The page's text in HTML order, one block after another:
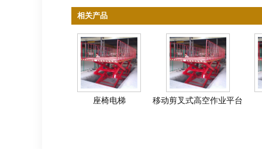
相关产品
座椅电梯 移动剪叉式高空作业平台